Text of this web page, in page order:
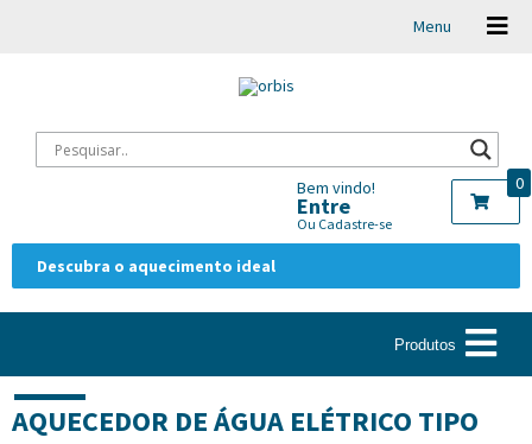
Menu
Bem vindo!
Entre
Ou Cadastre-se
0
Descubra o aquecimento ideal
Produtos
AQUECEDOR DE ÁGUA ELÉTRICO TIPO